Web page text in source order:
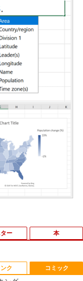
A A561/D C
| OptiPlex 3070 SFF
ー
保証】Princeton 21.
本
】世界の歴史 集英
ンク コミック